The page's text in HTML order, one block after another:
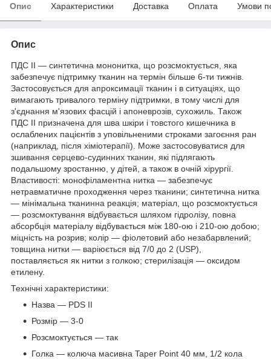
Опис Характеристики Доставка Оплата Умови
Опис
ПДС II ― синтетична мононитка, що розсмоктується, яка
забезпечує підтримку тканин на термін більше 6-ти тижнів.
Застосовується для апроксимації тканин і в ситуаціях, що
вимагають тривалого терміну підтримки, в тому числі для
з'єднання м'язових фасцій і апоневрозів, сухожиль. Також
ПДС II призначена для шва шкіри і товстого кишечника в
ослаблених пацієнтів з уповільненими строками загоєння ран
(наприклад, після хіміотерапії). Може застосовуватися для
зшивання серцево-судинних тканин, які підлягають
подальшому зростанню, у дітей, а також в очній хірургії.
Властивості: монофіламентна нитка ― забезпечує
нетравматичне проходження через тканини; синтетична нитка
― мінімальна тканинна реакція; матеріал, що розсмоктується
― розсмоктування відбувається шляхом гідролізу, повна
абсорбція матеріалу відбувається між 180-ою і 210-ою добою;
міцність на розрив; колір ― фіолетовий або незабарвлений;
товщина нитки ― варіюється від 7/0 до 2 (USP),
поставляється як нитки з голкою; стерилізація ― оксидом
етилену.
Технічні характеристики:
Назва ― PDS II
Розмір ― 3-0
Розсмоктується ― так
Голка ― колюча масивна Taper Point 40 мм, 1/2 кола